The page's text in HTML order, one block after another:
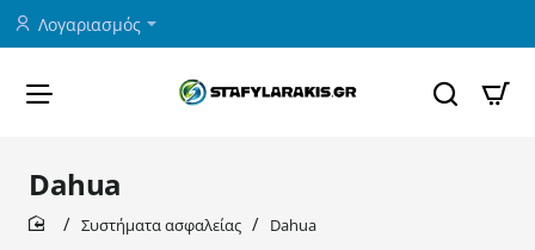
Λογαριασμός
Dahua
Συστήματα ασφαλείας Dahua